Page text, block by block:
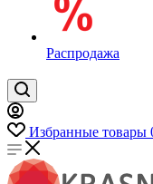
Распродажа
Избранные товары